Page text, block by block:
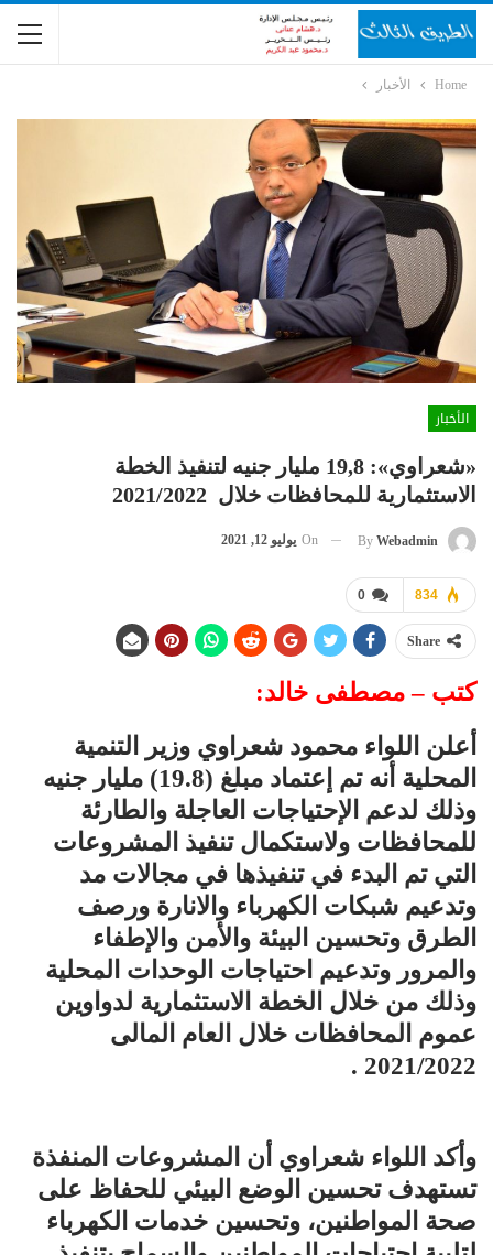
Home الأخبار
الأخبار
«شعراوي»: 19,8 مليار جنيه لتنفيذ الخطة
الاستثمارية للمحافظات خلال 2021/2022
By Webadmin
On يوليو 12, 2021
0 834
Share
كتب – مصطفى خالد:
أعلن اللواء محمود شعراوي وزير التنمية
المحلية أنه تم إعتماد مبلغ (19.8) مليار جنيه
وذلك لدعم الإحتياجات العاجلة والطارئة
للمحافظات ولاستكمال تنفيذ المشروعات
التي تم البدء في تنفيذها في مجالات مد
وتدعيم شبكات الكهرباء والانارة ورصف
الطرق وتحسين البيئة والأمن والإطفاء
والمرور وتدعيم احتياجات الوحدات المحلية
وذلك من خلال الخطة الاستثمارية لدواوين
عموم المحافظات خلال العام المالى
2021/2022 .
وأكد اللواء شعراوي أن المشروعات المنفذة
تستهدف تحسين الوضع البيئي للحفاظ على
صحة المواطنين، وتحسين خدمات الكهرباء